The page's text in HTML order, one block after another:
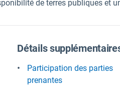
de terres publiques et
Détails
Participation des parties
prenantes